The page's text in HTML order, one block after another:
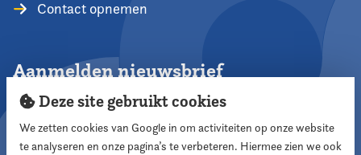
Contact opnemen
Aanmelden nieuwsbrief
Deze site gebruikt cookies
We zetten cookies van Google in om activiteiten op onze website
te analyseren en onze pagina’s te verbeteren. Hiermee zien we ook